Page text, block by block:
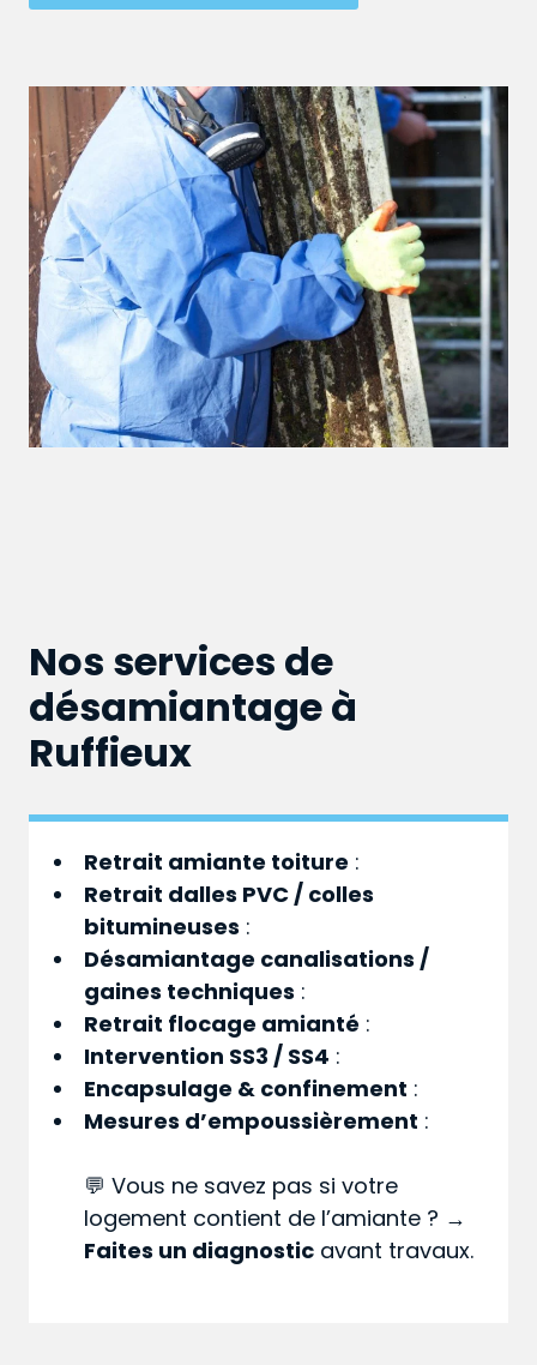
Nos services de
désamiantage à
Ruffieux
Retrait amiante toiture :
Retrait dalles PVC / colles
bitumineuses :
Désamiantage canalisations /
gaines techniques :
Retrait flocage amianté :
Intervention SS3 / SS4 :
Encapsulage & confinement :
Mesures d’empoussièrement :
💬 Vous ne savez pas si votre
logement contient de l’amiante ? →
Faites un diagnostic avant travaux.